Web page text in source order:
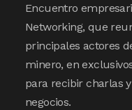
Encuentro
Networking, que
principales actores
minero, en
para recibir charlas
negocios.